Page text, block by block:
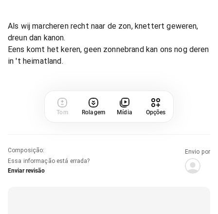
Als wij marcheren recht naar de zon, knettert geweren,
dreun dan kanon.
Eens komt het keren, geen zonnebrand kan ons nog deren
in 't heimatland.
Tom Rolagem Mídia Opções
Composição:
Essa informação está errada?
Enviar revisão
Envio por